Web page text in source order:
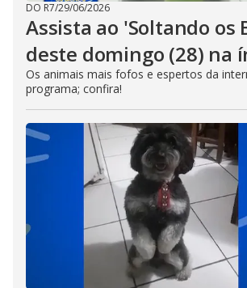
DO R7/29/06/2026
Assista ao 'Soltando os
deste domingo (28) na
Os animais mais fofos e espertos da
programa; confira!